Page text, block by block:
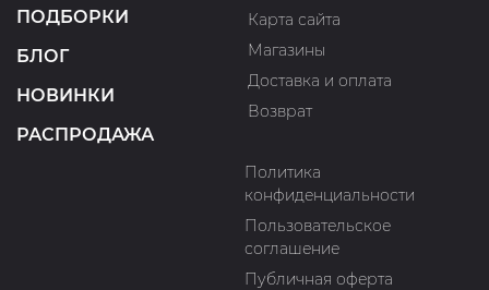
ПОДБОРКИ
БЛОГ
НОВИНКИ
РАСПРОДАЖА
Карта сайта
Магазины
Доставка и оплата
Возврат
Политика
конфиденциальности
Пользовательское
соглашение
Публичная оферта